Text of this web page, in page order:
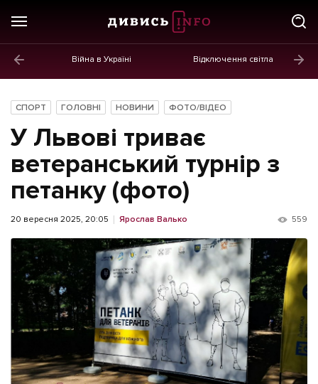
Війна в Україні Відключення світла
Новини
Політика
Економіка
Бізнес
Життя
Культура
Афіша
ІНШЕ
Інтерв'ю
Картки
Прес-релізи
Фото/Відео
СПОРТ ГОЛОВНІ НОВИНИ ФОТО/ВІДЕО
У Львові триває
ветеранський турнір з
петанку (фото)
20 вересня 2025, 20:05 Ярослав Валько 559